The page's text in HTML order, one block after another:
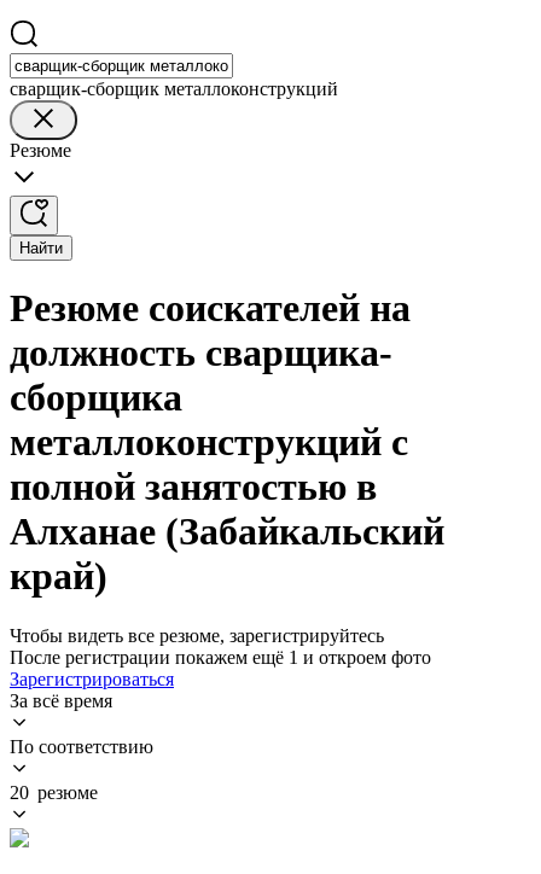
сварщик-сборщик металлоконструкций
Резюме
Найти
Резюме соискателей на
должность сварщика-
сборщика
металлоконструкций с
полной занятостью в
Алханае (Забайкальский
край)
Чтобы видеть все резюме, зарегистрируйтесь
После регистрации покажем ещё 1 и откроем фото
Зарегистрироваться
За всё время
По соответствию
20 резюме